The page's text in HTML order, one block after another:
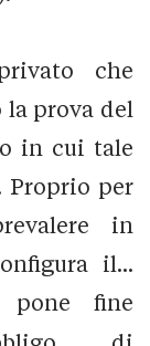
che
prova del
in cui tale
Proprio per
in
il...
pone fine